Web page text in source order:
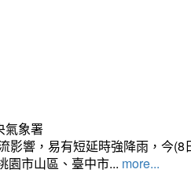
氣象署
影響，易有短延時強降雨，今
園市山區、臺中市... more...